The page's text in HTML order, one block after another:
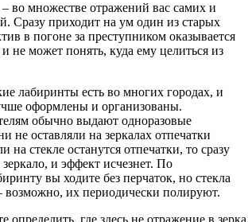
– во множестве отражений вас самих и
Сразу приходит на ум один из старых
в погоне за преступником оказывается
не может понять, куда ему целиться из
лабиринты есть во многих городах, и
оформлены и организованы.
обычно выдают одноразовые
не оставляли на зеркалах отпечатки
на стекле останутся отпечатки, то сразу
зеркало, и эффект исчезнет. По
вы ходите без перчаток, но стекла
возможно, их периодически полируют.